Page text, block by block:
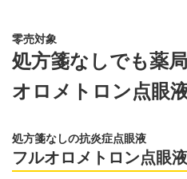
零売対象
処方箋なしでも薬
オロメトロン点眼
処方箋なしの抗炎症点眼液
フルオロメトロン点眼